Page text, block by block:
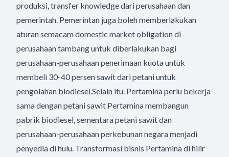
produksi, transfer knowledge dari perusahaan dan
pemerintah. Pemerintan juga boleh memberlakukan
aturan semacam domestic market obligation di
perusahaan tambang untuk diberlakukan bagi
perusahaan-perusahaan penerimaan kuota untuk
membeli 30-40 persen sawit dari petani untuk
pengolahan biodiesel.Selain itu. Pertamina perlu bekerja
sama dengan petani sawit Pertamina membangun
pabrik biodiesel, sementara petani sawit dan
perusahaan-perusahaan perkebunan negara menjadi
penyedia di hulu. Transformasi bisnis Pertamina di hilir